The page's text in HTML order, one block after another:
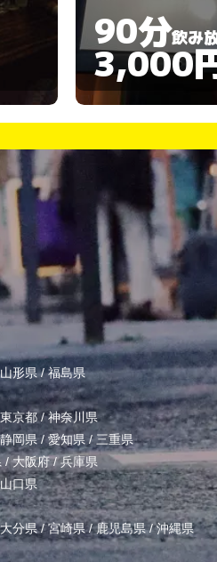
90分飲み
3,000
山形県/福島県
東京都/神奈川県
静岡県/ 愛知県 / 三重県
/大阪府/兵庫県
山口県
大分県/宮崎県/鹿児島県/沖縄県